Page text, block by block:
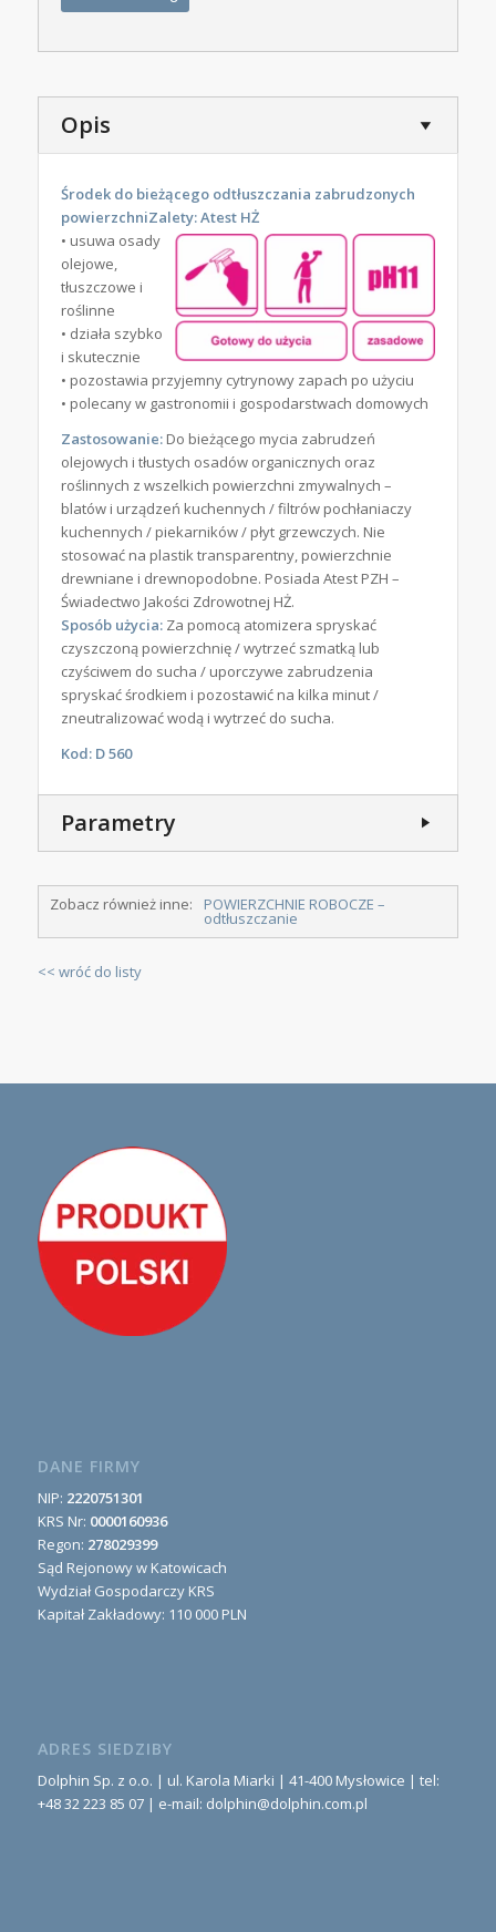
Opis
Środek do bieżącego odtłuszczania zabrudzonych
powierzchniZalety: Atest HŻ
• usuwa osady
olejowe,
tłuszczowe i
roślinne
• działa szybko
i skutecznie
• pozostawia przyjemny cytrynowy zapach po użyciu
• polecany w gastronomii i gospodarstwach domowych
Zastosowanie:Do bieżącego mycia zabrudzeń
olejowych i tłustych osadów organicznych oraz
roślinnych z wszelkich powierzchni zmywalnych –
blatów i urządzeń kuchennych / filtrów pochłaniaczy
kuchennych / piekarników / płyt grzewczych. Nie
stosować na plastik transparentny, powierzchnie
drewniane i drewnopodobne. Posiada Atest PZH –
Świadectwo Jakości Zdrowotnej HŻ.
Sposób użycia:Za pomocą atomizera spryskać
czyszczoną powierzchnię / wytrzeć szmatką lub
czyściwem do sucha / uporczywe zabrudzenia
spryskać środkiem i pozostawić na kilka minut /
zneutralizować wodą i wytrzeć do sucha.
Kod: D 560
Parametry
Zobacz również inne: POWIERZCHNIE ROBOCZE –
odtłuszczanie
<< wróć do listy
DANE FIRMY
NIP: 2220751301
KRS Nr: 0000160936
Regon: 278029399
Sąd Rejonowy w Katowicach
Wydział Gospodarczy KRS
Kapitał Zakładowy: 110 000 PLN
ADRES SIEDZIBY
Dolphin Sp. z o.o. | ul. Karola Miarki | 41-400 Mysłowice | tel:
+48 32 223 85 07 | e-mail: dolphin@dolphin.com.pl